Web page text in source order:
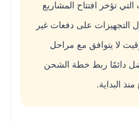
التي تؤخر افتتاح المشاريع
التجهيزات على دفعات غير
لا يتوافق مع مراحل
دائمًا ربط خطة الشحن
البداية.